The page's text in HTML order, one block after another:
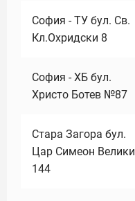
София - ТУ бул. Св.
Кл.Охридски 8
София - ХБ бул.
Христо Ботев №87
Стара Загора бул.
Цар Симеон Велики
144